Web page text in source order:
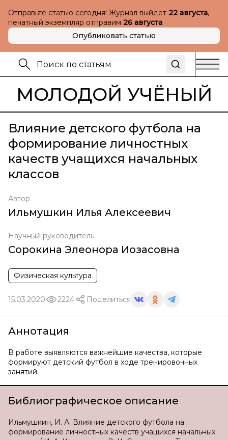
Отправьте статью сегодня! Журнал выйдет 22 августа,
печатный экземпляр отправим 26 августа
Опубликовать статью
МОЛОДОЙ УЧЁНЫЙ
Влияние детского футбола на
формирование личностных
качеств учащихся начальных
классов
Автор
Ильмушкин Илья Алексеевич
Научный руководитель
Сорокина Элеонора Иозасовна
Физическая культура
15.03.2020 2224 Поделиться
Аннотация
В работе выявляются важнейшие качества, которые
формируют детский футбол в ходе тренировочных
занятий.
Библиографическое описание
Ильмушкин, И. А. Влияние детского футбола на
формирование личностных качеств учащихся начальных